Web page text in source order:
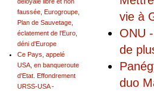
vie à
ONU
de
duo
faussée, Eurogroupe,
Plan de Sauvetage,
éclatement de l'Euro,
déni d'Europe
Ce Pays, appelé
USA, en banqueroute
d'Etat. Effondrement
URSS-USA -